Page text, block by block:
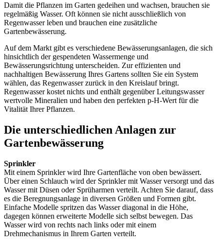
Damit die Pflanzen im Garten gedeihen und wachsen, brauchen sie
regelmäßig Wasser. Oft können sie nicht ausschließlich von
Regenwasser leben und brauchen eine zusätzliche
Gartenbewässerung.
Auf dem Markt gibt es verschiedene Bewässerungsanlagen, die sich
hinsichtlich der gespendeten Wassermenge und
Bewässerungsrichtung unterscheiden. Zur effizienten und
nachhaltigen Bewässerung Ihres Gartens sollten Sie ein System
wählen, das Regenwasser zurück in den Kreislauf bringt.
Regenwasser kostet nichts und enthält gegenüber Leitungswasser
wertvolle Mineralien und haben den perfekten p-H-Wert für die
Vitalität Ihrer Pflanzen.
Die unterschiedlichen Anlagen zur
Gartenbewässerung
Sprinkler
Mit einem Sprinkler wird Ihre Gartenfläche von oben bewässert.
Über einen Schlauch wird der Sprinkler mit Wasser versorgt und das
Wasser mit Düsen oder Sprüharmen verteilt. Achten Sie darauf, dass
es die Beregnungsanlage in diversen Größen und Formen gibt.
Einfache Modelle spritzen das Wasser diagonal in die Höhe,
dagegen können erweiterte Modelle sich selbst bewegen. Das
Wasser wird von rechts nach links oder mit einem
Drehmechanismus in Ihrem Garten verteilt.